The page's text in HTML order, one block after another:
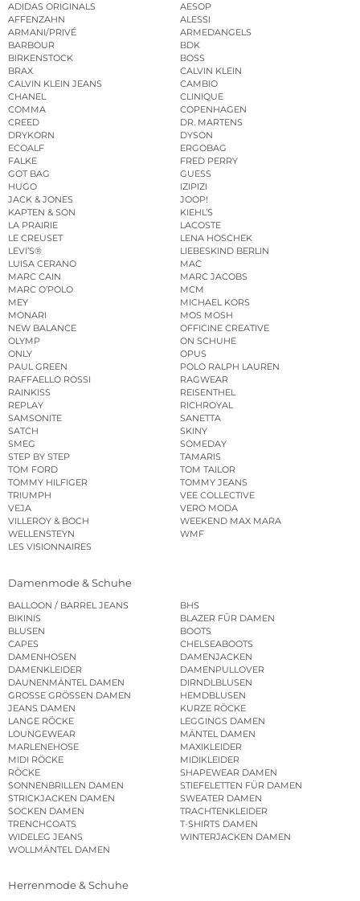
ADIDAS ORIGINALS
AESOP
AFFENZAHN
ALESSI
ARMANI/PRIVÉ
ARMEDANGELS
BARBOUR
BDK
BIRKENSTOCK
BOSS
BRAX
CALVIN KLEIN
CALVIN KLEIN JEANS
CAMBIO
CHANEL
CLINIQUE
COMMA
COPENHAGEN
CREED
DR. MARTENS
DRYKORN
DYSON
ECOALF
ERGOBAG
FALKE
FRED PERRY
GOT BAG
GUESS
HUGO
IZIPIZI
JACK & JONES
JOOP!
KAPTEN & SON
KIEHL’S
LA PRAIRIE
LACOSTE
LE CREUSET
LENA HOSCHEK
LEVI’S®
LIEBESKIND BERLIN
LUISA CERANO
MAC
MARC CAIN
MARC JACOBS
MARC O’POLO
MCM
MEY
MICHAEL KORS
MONARI
MOS MOSH
NEW BALANCE
OFFICINE CREATIVE
OLYMP
ON SCHUHE
ONLY
OPUS
PAUL GREEN
POLO RALPH LAUREN
RAFFAELLO ROSSI
RAGWEAR
RAINKISS
REISENTHEL
REPLAY
RICHROYAL
SAMSONITE
SANETTA
SATCH
SKINY
SMEG
SOMEDAY
STEP BY STEP
TAMARIS
TOM FORD
TOM TAILOR
TOMMY HILFIGER
TOMMY JEANS
TRIUMPH
VEE COLLECTIVE
VEJA
VERO MODA
VILLEROY & BOCH
WEEKEND MAX MARA
WELLENSTEYN
WMF
LES VISIONNAIRES
Damenmode & Schuhe
BALLOON / BARREL JEANS
BHS
BIKINIS
BLAZER FÜR DAMEN
BLUSEN
BOOTS
CAPES
CHELSEABOOTS
DAMENHOSEN
DAMENJACKEN
DAMENKLEIDER
DAMENPULLOVER
DAUNENMÄNTEL DAMEN
DIRNDLBLUSEN
GROSSE GRÖSSEN DAMEN
HEMDBLUSEN
JEANS DAMEN
KURZE RÖCKE
LANGE RÖCKE
LEGGINGS DAMEN
LOUNGEWEAR
MÄNTEL DAMEN
MARLENEHOSE
MAXIKLEIDER
MIDI RÖCKE
MIDIKLEIDER
RÖCKE
SHAPEWEAR DAMEN
SONNENBRILLEN DAMEN
STIEFELETTEN FÜR DAMEN
STRICKJACKEN DAMEN
SWEATER DAMEN
SOCKEN DAMEN
TRACHTENKLEIDER
TRENCHCOATS
T-SHIRTS DAMEN
WIDELEG JEANS
WINTERJACKEN DAMEN
WOLLMÄNTEL DAMEN
Herrenmode & Schuhe